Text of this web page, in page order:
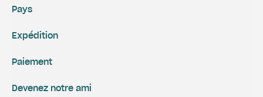
Expédition
Paiement
Devenez notre ami
Pays